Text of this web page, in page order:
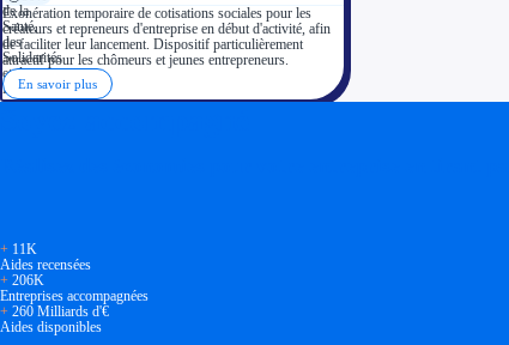
Exonération temporaire de cotisations sociales pour les
créateurs et repreneurs d'entreprise en début d'activité, afin
de faciliter leur lancement. Dispositif particulièrement
attractif pour les chômeurs et jeunes entrepreneurs.
En savoir plus
+ 11K
Aides recensées
+ 206K
Entreprises accompagnées
+ 260 Milliards d'€
Aides disponibles